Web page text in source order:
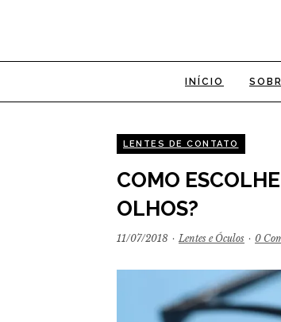
INÍCIO
LENTES DE CONTATO
COMO
OLHOS?
11/07/2018 · Lentes e Óculos · 0